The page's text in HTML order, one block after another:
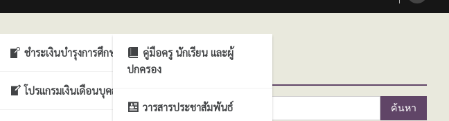
ชำระเงินบำรุงการศึกษา
โปรแกรมเงินเดือนบุคลากร
คู่มือครู นักเรียน และผู้
ปกครอง
วารสารประชาสัมพันธ์
ค้นหา